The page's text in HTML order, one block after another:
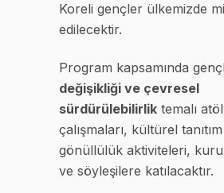
Koreli gençler ülkemizde
edilecektir.
Program kapsamında
değişikliği ve çevresel
sürdürülebilirlik temalı
çalışmaları, kültürel
gönüllülük aktiviteleri,
ve söyleşilere katılacaktır.